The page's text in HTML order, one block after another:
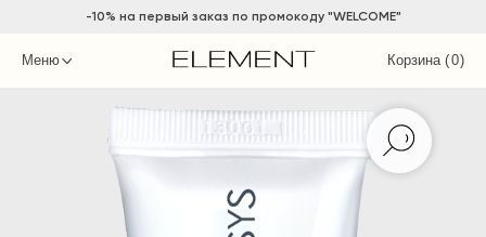
-10% на первый заказ по промокоду "WELCOME"
Корзина (
Меню )
0